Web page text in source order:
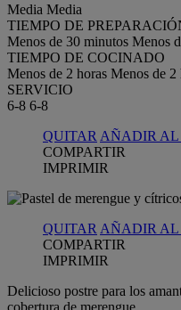
Media Media
TIEMPO DE
Menos de 30 minutos Menos
TIEMPO DE COCINADO
Menos de 2 horas Menos de 2
SERVICIO
6-8 6-8
QUITAR AÑADIR AL
COMPARTIR
IMPRIMIR
QUITAR AÑADIR AL
COMPARTIR
IMPRIMIR
Delicioso postre para los
cobertura de merengue.